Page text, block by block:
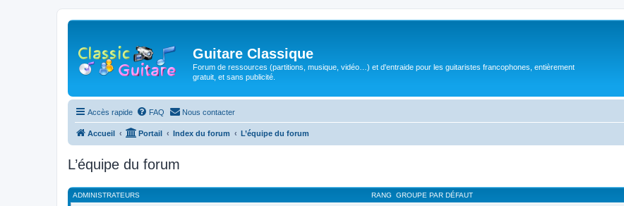
Guitare Classique
Forum de ressources (partitions, musique, vidéo…) et d'entraide pour les guitaristes francophones, entièrement
gratuit, et sans publicité.
Accès rapide FAQ Nous contacter
Accueil Portail Index du forum L’équipe du forum
L’équipe du forum
RANG
ADMINISTRATEURS GROUPE PAR DÉFAUT